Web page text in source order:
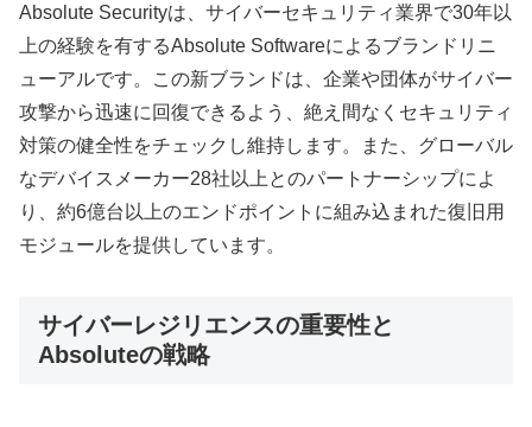
Absolute Securityは、サイバーセキュリティ業界で30年以
上の経験を有するAbsolute Softwareによるブランドリニ
ューアルです。この新ブランドは、企業や団体がサイバー
攻撃から迅速に回復できるよう、絶え間なくセキュリティ
対策の健全性をチェックし維持します。また、グローバル
なデバイスメーカー28社以上とのパートナーシップによ
り、約6億台以上のエンドポイントに組み込まれた復旧用
モジュールを提供しています。
サイバーレジリエンスの重要性と
Absoluteの戦略